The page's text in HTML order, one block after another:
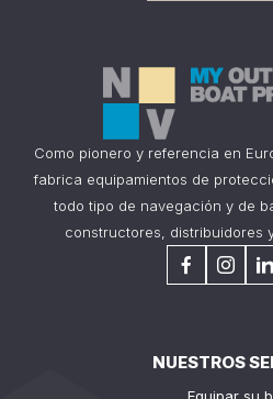
Como pionero y referencia en
fabrica equipamientos de
todo tipo de navegación y de
constructores, distribuidores
NUESTROS